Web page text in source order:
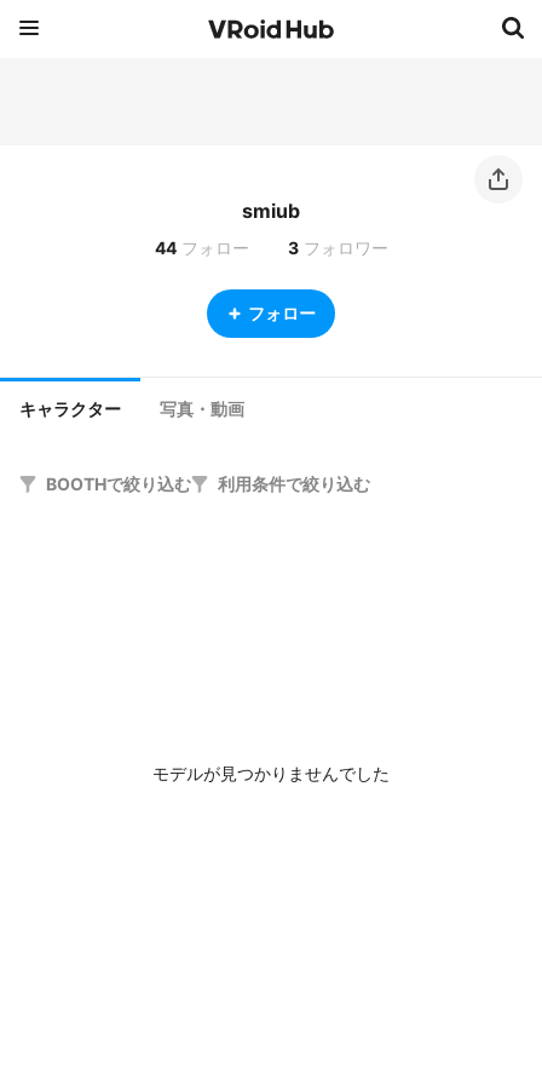
smiub
44 フォロー 3 フォロワー
フォロー
キャラクター 写真・動画
BOOTHで絞り込む 利用条件で絞り込む
モデルが見つかりませんでした